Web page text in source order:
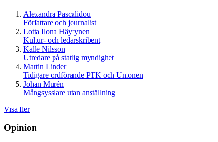
Alexandra Pascalidou
Författare och journalist
Lotta Ilona Häyrynen
Kultur- och ledarskribent
Kalle Nilsson
Utredare på statlig myndighet
Martin Linder
Tidigare ordförande PTK och Unionen
Johan Murén
Mångsysslare utan anställning
Visa fler
Opinion